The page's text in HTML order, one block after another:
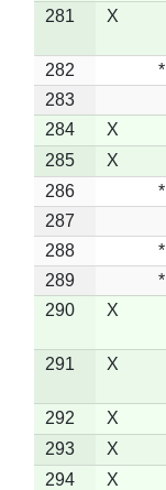
281 X
282 *
283
284
X
285
X
286
*
287
288
*
289
*
290
X
291 X
292 X
293
X
294
X